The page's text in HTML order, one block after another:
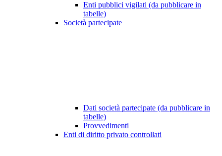
Enti pubblici vigilati (da pubblicare in
tabelle)
Società partecipate
Dati società partecipate (da pubblicare in
tabelle)
Provvedimenti
Enti di diritto privato controllati